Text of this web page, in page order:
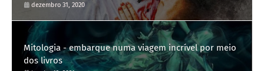
dezembro 31, 2020
Mitologia - embarque numa viagem incrível por meio
dos livros